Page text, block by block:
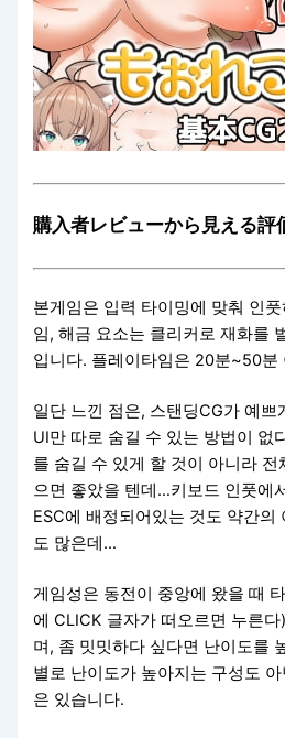
購入者レビューから見える評
본게임은 입력 타이밍에 맞춰 인
임, 해금 요소는 클리커로 재화를
입니다. 플레이타임은 20분~50분
일단 느낀 점은, 스탠딩CG가 예쁘
UI만 따로 숨길 수 있는 방법이 없
를 숨길 수 있게 할 것이 아니라
으면 좋았을 텐데…키보드 인풋에
ESC에 배정되어있는 것도 약간의
도 많은데…
게임성은 동전이 중앙에 왔을 때
에 CLICK 글자가 떠오르면 누른
며, 좀 밋밋하다 싶다면 난이도를
별로 난이도가 높아지는 구성도
은 있습니다.